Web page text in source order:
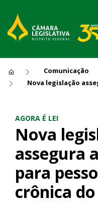
Comunicação
Nova
AGORA É LEI
Nova
assegura
para
crônica do